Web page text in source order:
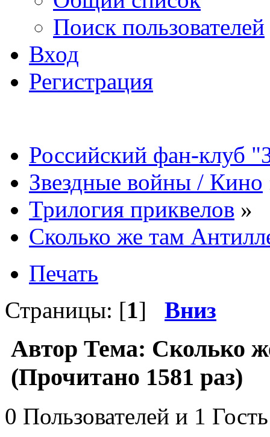
Поиск пользователей
Вход
Регистрация
Российский фан-клуб
Звездные войны / Кино
Трилогия приквелов »
Сколько же там
Печать
Страницы: [1] Вниз
Автор Тема: Сколько
(Прочитано 1581 раз)
0 Пользователей и 1